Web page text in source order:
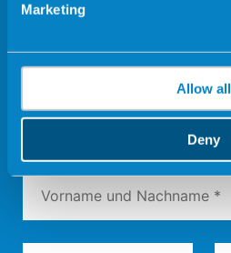
Marketing
Allow all
Deny
FAMILIENMODELLE
KONTAKT
Kontakt